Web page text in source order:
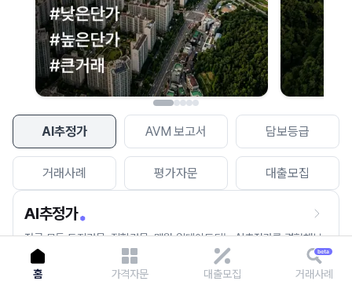
AI추정가 AVM 보고서 담보등급
거래사례 평가자문 대출모집
AI추정가
전국 모든 토지건물, 집합건물, 매월 업데이트되는 AI추정가를 경험해보
세요.
홈 가격자문 대출모집 거래사례